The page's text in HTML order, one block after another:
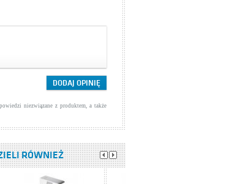
niezwiązane z produktem, a także
RÓWNIEŻ